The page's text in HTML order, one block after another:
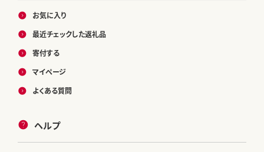
お気に入り
最近チェックした返礼品
寄付する
マイページ
よくある質問
ヘルプ